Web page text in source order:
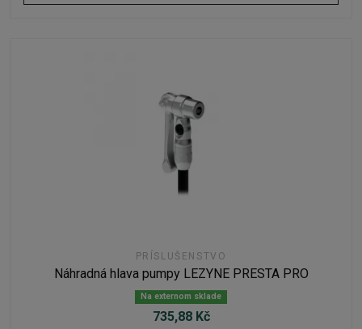
PRÍSLUŠENSTVO
Náhradná hlava pumpy LEZYNE PRESTA PRO
Na externom sklade
735,88 Kč